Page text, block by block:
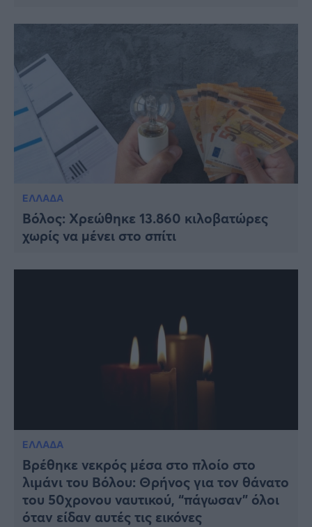
ΕΛΛΑΔΑ
Βόλος: Χρεώθηκε 13.860 κιλοβατώρες
χωρίς να μένει στο σπίτι
ΕΛΛΑΔΑ
Βρέθηκε νεκρός μέσα στο πλοίο στο
λιμάνι του Βόλου: Θρήνος για τον θάνατο
του 50χρονου ναυτικού, “πάγωσαν” όλοι
όταν είδαν αυτές τις εικόνες